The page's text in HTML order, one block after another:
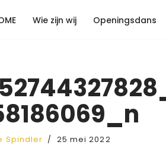
Wie zijn wij Openingsdans
Spindler 25 mei 2022